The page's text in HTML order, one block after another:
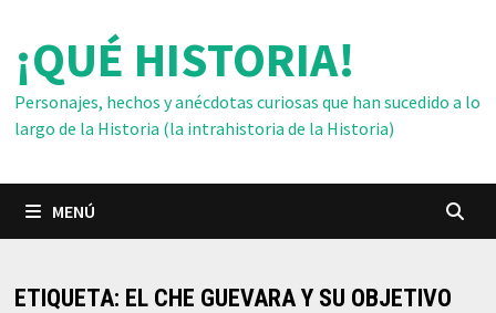
contenido
¡QUÉ HISTORIA!
Personajes, hechos y anécdotas curiosas que han sucedido a lo
largo de la Historia (la intrahistoria de la Historia)
MENÚ
ETIQUETA: EL CHE GUEVARA Y SU OBJETIVO